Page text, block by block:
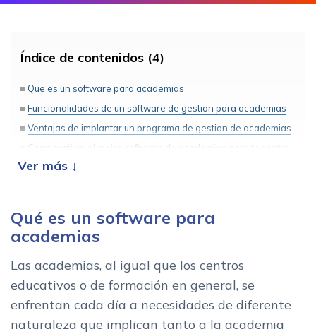
Índice de contenidos (4)
Que es un software para academias
Funcionalidades de un software de gestion para academias
Ventajas de implantar un programa de gestion de academias
Comparativa: el mejor software de academias para tu centro
Qué es un software para
academias
Las academias, al igual que los centros
educativos o de formación en general, se
enfrentan cada día a necesidades de diferente
naturaleza que implican tanto a la academia